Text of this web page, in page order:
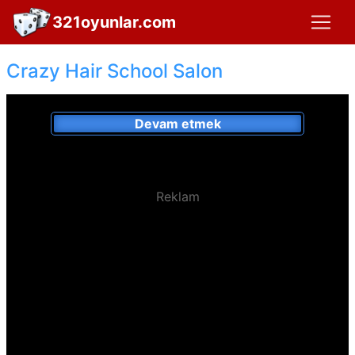
321oyunlar.com
Crazy Hair School Salon
Devam etmek
Reklam